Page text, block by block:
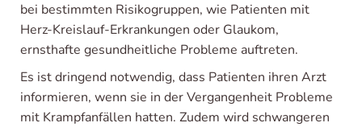
bei bestimmten Risikogruppen, wie Patienten mit
Herz-Kreislauf-Erkrankungen oder Glaukom,
ernsthafte gesundheitliche Probleme auftreten.
Es ist dringend notwendig, dass Patienten ihren Arzt
informieren, wenn sie in der Vergangenheit Probleme
mit Krampfanfällen hatten. Zudem wird schwangeren